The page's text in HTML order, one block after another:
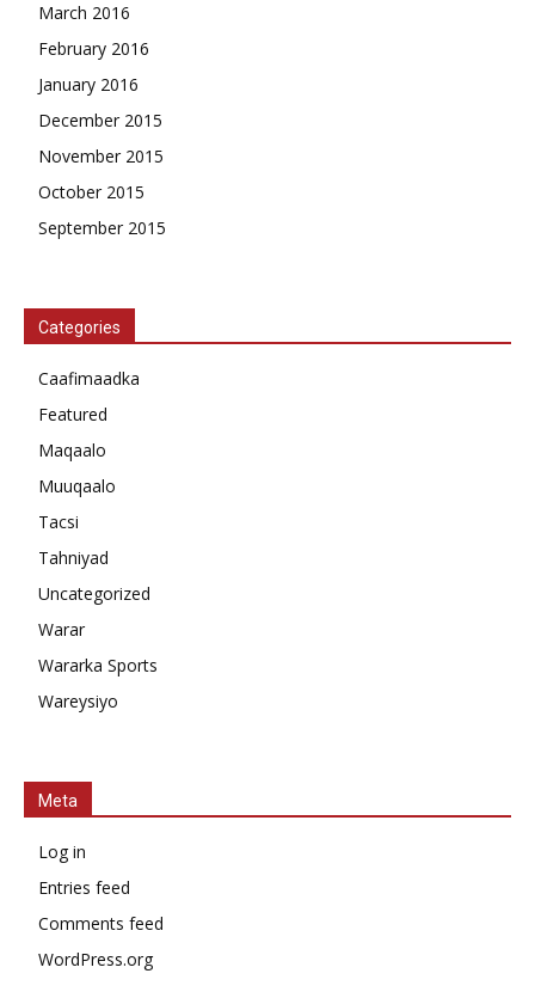
March 2016
February 2016
January 2016
December 2015
November 2015
October 2015
September 2015
Categories
Caafimaadka
Featured
Maqaalo
Muuqaalo
Tacsi
Tahniyad
Uncategorized
Warar
Wararka Sports
Wareysiyo
Meta
Log in
Entries feed
Comments feed
WordPress.org